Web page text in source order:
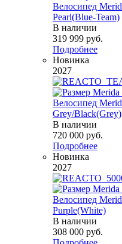
Велосипед
Pearl(Blue-Team)
В наличии
319 999 руб.
Подробнее
Новинка
2027
Велосипед
Grey/Black(Grey)
В наличии
720 000 руб.
Подробнее
Новинка
2027
Велосипед
Purple(White)
В наличии
308 000 руб.